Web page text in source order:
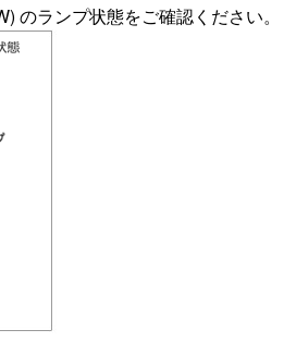
のランプ状態をご確認ください。